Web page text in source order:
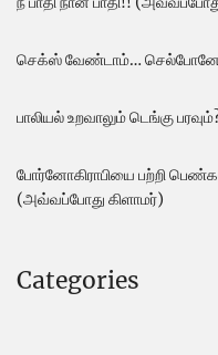
செக்ஸ் வேண்டாம்… செல்போனே
பாலியல் உறவாலும் டெங்கு
போர்னோகிராபியை பற்றி
(அவ்வப்போது கிளாமர்)
Categories